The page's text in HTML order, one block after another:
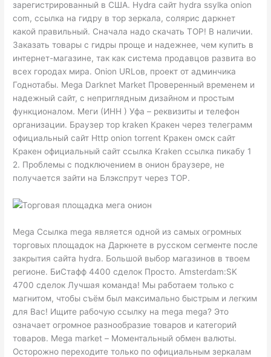
зарегистрированный в США. Hydra сайт hydra ssylka onion
com, ссылка на гидру в тор зеркала, солярис даркнет
какой правильный. Сначала надо скачать ТОР! В наличии.
Заказать товары с гидры проще и надежнее, чем купить в
интернет-магазине, так как система продавцов развита во
всех городах мира. Onion URLов, проект от админчика
Годнотабы. Mega Darknet Market Проверенный временем и
надежный сайт, с неприглядным дизайном и простым
функционалом. Меги (ИНН ) Уфа – реквизиты и телефон
организации. Браузер тор kraken Кракен через телеграмм
официальный сайт Http onion torrent Кракен омск сайт
Кракен официальный сайт ссылка Kraken ссылка пикабу 1
2. Проблемы с подключением в онион браузере, не
получается зайти на Блэкспрут через ТОР.
Mega Cсылка mega является одной из самых огромных
торговых площадок на Даркнете в русском сегменте после
закрытия сайта hydra. Большой выбор магазинов в твоем
регионе. БиСтафф 4400 сделок Просто. Amsterdam:SK
4700 сделок Лучшая команда! Мы работаем только с
магнитом, чтобы съём был максимально быстрым и легким
для Вас! Ищите рабочую ссылку на mega mega? Это
означает огромное разнообразие товаров и категорий
товаров. Mega market – Моментальный обмен валюты.
Осторожно переходите только по официальным зеркалам